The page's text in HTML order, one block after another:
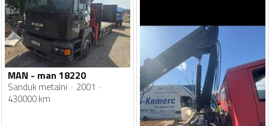
MAN - man 18220
Sanduk metalni
2001
430000 km